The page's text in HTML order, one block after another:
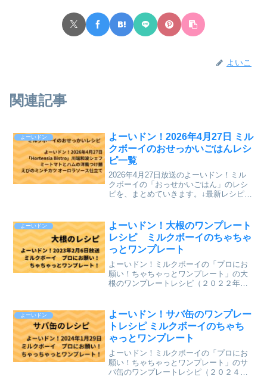
よいこ
関連記事
よーいドン
よーいドン！2026年4月27日 ミル
クボーイのおせっかいごはんレシ
ピ一覧
2026年4月27日放送のよーいドン！ミル
クボーイの「おっせかいごはん」のレシ
ピを、まとめていきます。↓最新レシピも
ーイのプロにお願い ちゃちゃっとワン
プレート」のレシ...
よーいドン
よーいドン！大根のワンプレート
レシピ ミルクボーイのちゃちゃ
っとワンプレート
よーいドン！ミルクボーイの「プロにお
願い！ちゃちゃっとワンプレート」の大
根のワンプレートレシピ（２０２２年２
でのレシピを記事にしています。⇒「ミ
ルクボーイのプロにお願...
よーいドン
よーいドン！サバ缶のワンプレー
トレシピ ミルクボーイのちゃち
ゃっとワンプレート
よーいドン！ミルクボーイの「プロにお
願い！ちゃちゃっとワンプレート」のサ
バ缶のワンプレートレシピ（２０２４年